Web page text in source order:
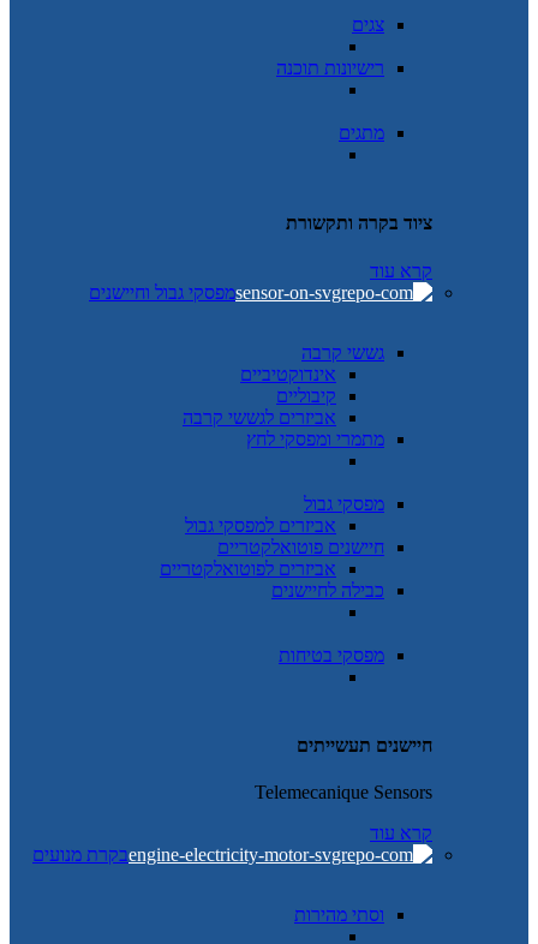
צגים
רישיונות תוכנה
מתגים
ציוד בקרה ותקשורת
קרא עוד
מפסקי גבול וחיישנים
גששי קרבה
אינדוקטיביים
קיבוליים
אביזרים לגששי קרבה
מתמרי ומפסקי לחץ
מפסקי גבול
אביזרים למפסקי גבול
חיישנים פוטואלקטריים
אביזרים לפוטואלקטריים
כבילה לחיישנים
מפסקי בטיחות
חיישנים תעשייתים
Telemecanique Sensors
קרא עוד
בקרת מנועים
וסתי מהירות